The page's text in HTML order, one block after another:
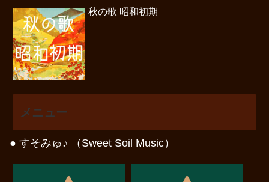
秋の歌 昭和初期
メニュー
● すそみゅ♪ （Sweet Soil Music）